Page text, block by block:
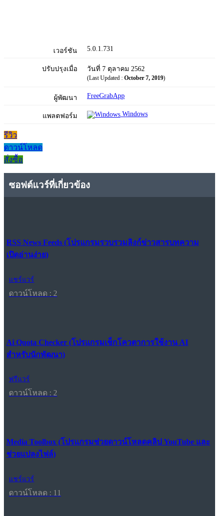
เวอร์ชัน 5.0.1.731
ปรับปรุงเมื่อ วันที่ 7 ตุลาคม 2562
(Last Updated : October 7, 2019)
ผู้พัฒนา FreeGrabApp
แพลตฟอร์ม Windows
รีวิว
ดาวน์โหลด
สั่งซื้อ
ซอฟต์แวร์ที่เกี่ยวข้อง
RSS News Feeds (โปรแกรมรวบรวมลิงก์ข่าวสารบทความ
เปิดอ่านง่าย)
แชร์แวร์
ดาวน์โหลด : 2
Ai Quota Checker (โปรแกรมเช็กโควตาการใช้งาน AI
สำหรับนักพัฒนา)
ฟรีแวร์
ดาวน์โหลด : 2
Media Toolbox (โปรแกรมช่วยดาวน์โหลดคลิป YouTube และ
ช่วยแปลงไฟล์)
แชร์แวร์
ดาวน์โหลด : 11